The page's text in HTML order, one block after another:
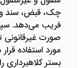
چک، قبض، سند و
فریب می‌دهد.
صورت
مورد استفاده
بستر کلاهبرداری